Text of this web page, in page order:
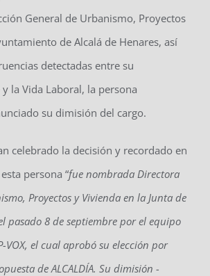
General de Urbanismo, Proyectos
de Alcalá de Henares, así
detectadas entre su
la Vida Laboral, la persona
su dimisión del cargo.
celebrado la decisión y recordado en
persona “fue nombrada Directora
Proyectos y Vivienda en la Junta de
pasado 8 de septiembre por el equipo
VOX, el cual aprobó su elección por
de ALCALDÍA. Su dimisión -